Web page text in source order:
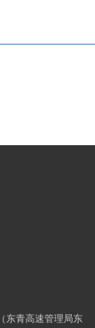
东青高速管理局东